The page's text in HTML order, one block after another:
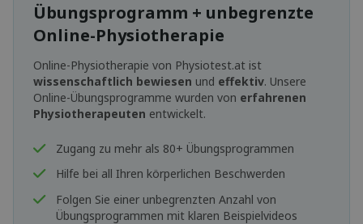
Übungsprogramm + unbegrenzte
Online-Physiotherapie
Online-Physiotherapie von Physiotest.at ist
wissenschaftlich bewiesen und effektiv. Unsere
Online-Übungsprogramme wurden von erfahrenen
Physiotherapeuten entwickelt.
Zugang zu mehr als 80+ Übungsprogrammen
Hilfe bei all Ihren körperlichen Beschwerden
Folgen Sie einer unbegrenzten Anzahl von
Übungsprogrammen mit klaren Beispielvideos